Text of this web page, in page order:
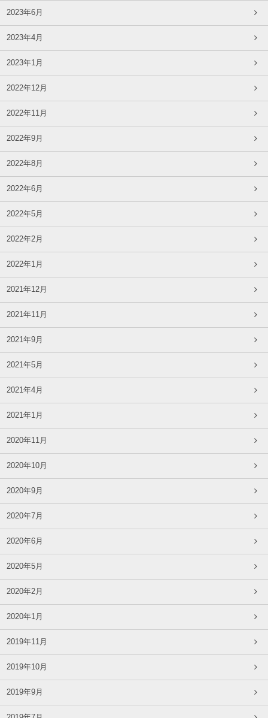
2023年6月
2023年4月
2023年1月
2022年12月
2022年11月
2022年9月
2022年8月
2022年6月
2022年5月
2022年2月
2022年1月
2021年12月
2021年11月
2021年9月
2021年5月
2021年4月
2021年1月
2020年11月
2020年10月
2020年9月
2020年7月
2020年6月
2020年5月
2020年2月
2020年1月
2019年11月
2019年10月
2019年9月